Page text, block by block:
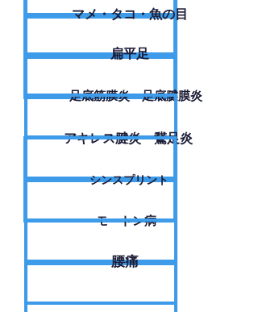
​マメ・タコ・魚の目
扁平足
足底筋膜炎・足底腱膜炎
アキレス腱炎・鵞足炎
シンスプリント
モートン病
腰痛